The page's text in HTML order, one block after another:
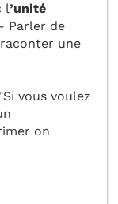
l’unité
Parler de
une
vous voulez
on